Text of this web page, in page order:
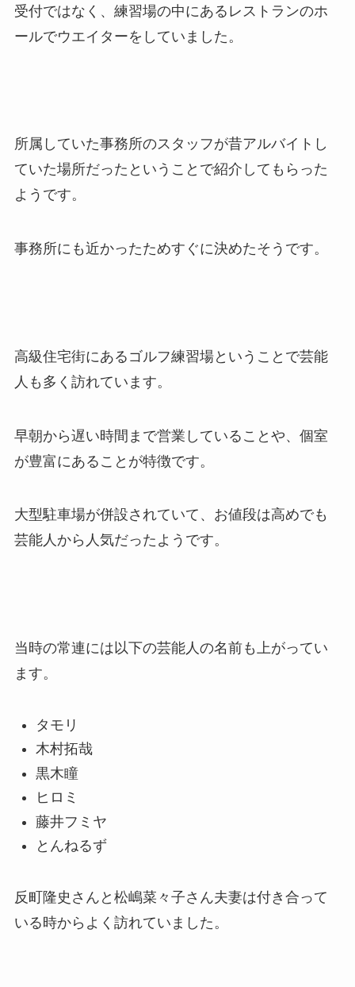
受付ではなく、練習場の中にあるレストランのホ
ールでウエイターをしていました。
所属していた事務所のスタッフが昔アルバイトし
ていた場所だったということで紹介してもらった
ようです。
事務所にも近かったためすぐに決めたそうです。
高級住宅街にあるゴルフ練習場ということで芸能
人も多く訪れています。
早朝から遅い時間まで営業していることや、個室
が豊富にあることが特徴です。
大型駐車場が併設されていて、お値段は高めでも
芸能人から人気だったようです。
当時の常連には以下の芸能人の名前も上がってい
ます。
タモリ
木村拓哉
黒木瞳
ヒロミ
藤井フミヤ
とんねるず
反町隆史さんと松嶋菜々子さん夫妻は付き合って
いる時からよく訪れていました。